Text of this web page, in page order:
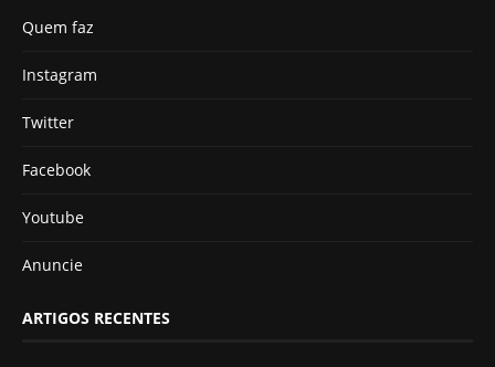
Quem faz
Instagram
Twitter
Facebook
Youtube
Anuncie
ARTIGOS RECENTES